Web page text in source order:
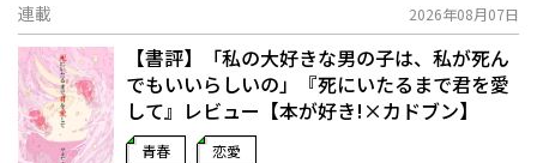
連載 2026年08月07日
【書評】「私の大好きな男の子は、私が死ん
でもいいらしいの」――『死にいたるまで君を愛
して』レビュー【本が好き!×カドブン】
青春 恋愛